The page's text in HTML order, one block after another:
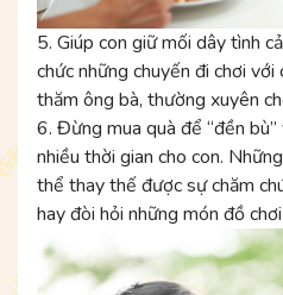
5. Giúp con giữ mối dây tình
chức những chuyến đi chơi
thăm ông bà, thường xuyên
6. Đừng mua quà để “đền
nhiều thời gian cho con.
thể thay thế được sự chăm
hay đòi hỏi những món đồ